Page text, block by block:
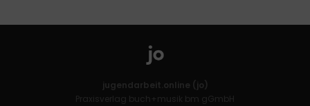
jugendarbeit.online (jo)
Praxisverlag buch+musik bm gGmbH